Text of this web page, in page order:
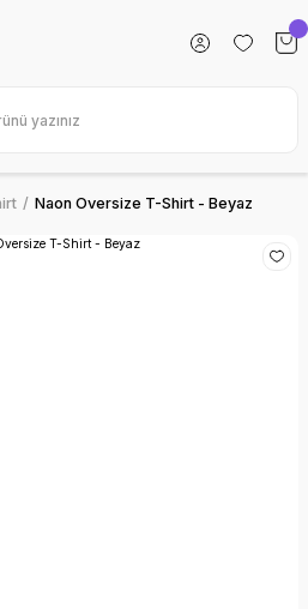
Naon Oversize T-Shirt - Beyaz